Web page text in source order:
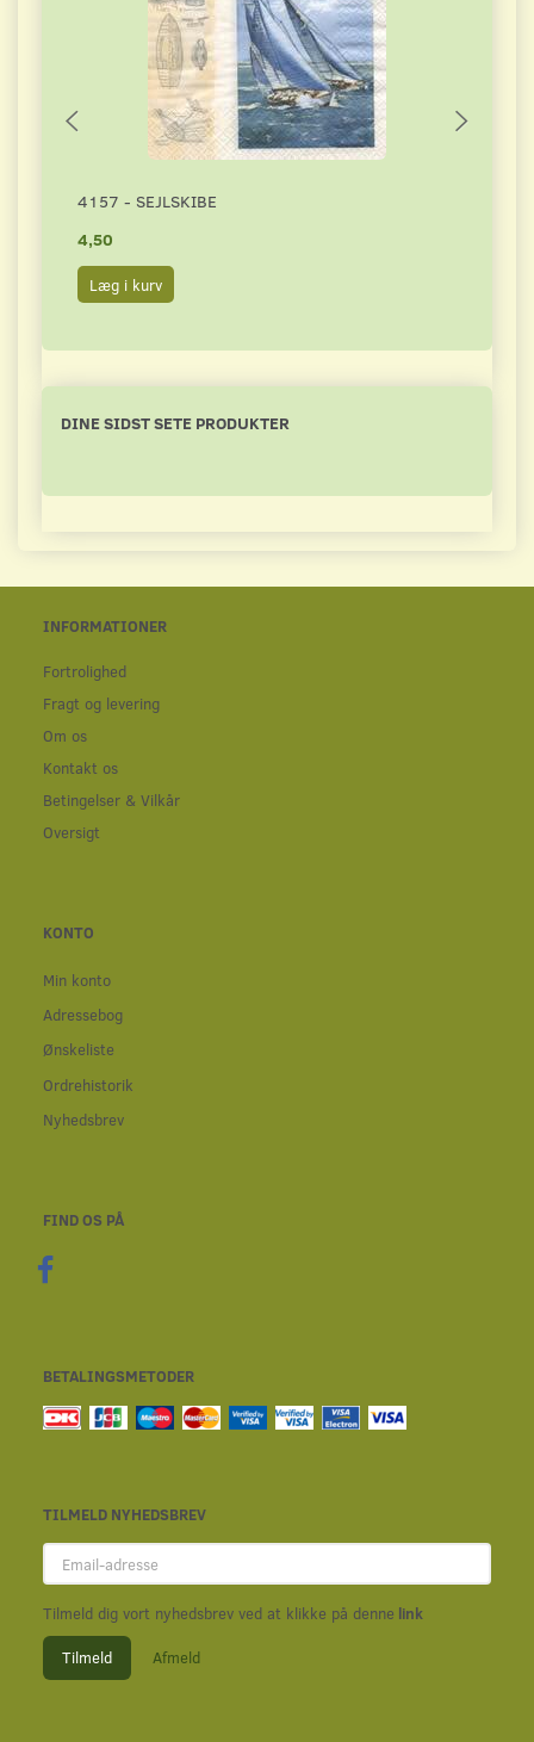
4157 - SEJLSKIBE
4,50
Læg i kurv
DINE SIDST SETE PRODUKTER
INFORMATIONER
Fortrolighed
Fragt og levering
Om os
Kontakt os
Betingelser & Vilkår
Oversigt
KONTO
Min konto
Adressebog
Ønskeliste
Ordrehistorik
Nyhedsbrev
FIND OS PÅ
BETALINGSMETODER
TILMELD NYHEDSBREV
Email-
adresse
Tilmeld dig vort nyhedsbrev ved at klikke på denne link
Tilmeld Afmeld